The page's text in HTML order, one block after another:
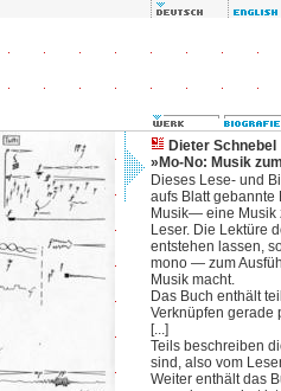
Dieter Schnebel
»Mo-No: Musik
Dieses Lese- und
aufs Blatt gebannte
Musik— eine Musik
Leser. Die Lektüre
entstehen lassen,
mono — zum
Musik macht.
Das Buch enthält
Verknüpfen gerade
[...]
Teils beschreiben
sind, also vom
Weiter enthält das